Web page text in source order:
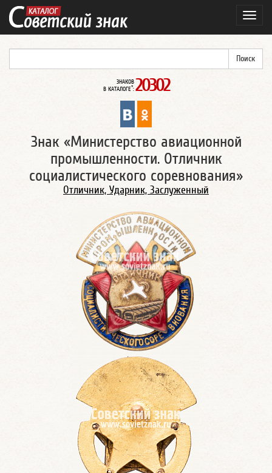
ЗНАКОВ
В КАТАЛОГЕ*: 20302
Знак «Министерство авиационной
промышленности. Отличник
социалистического соревнования»
Отличник, Ударник, Заслуженный